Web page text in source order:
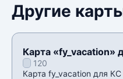
Другие
Карта «fy_vacation»
120
Карта fy_vacation для